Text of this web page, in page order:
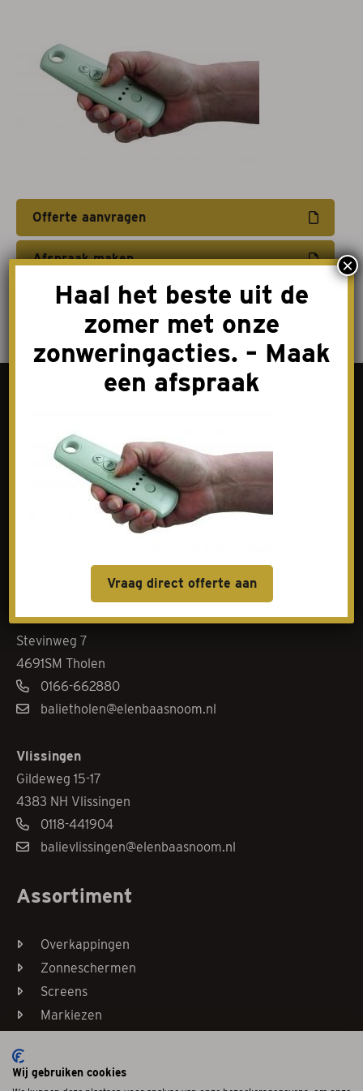
Over ons
Acties
Contact
Offerte aanvragen
Afspraak maken
Contact
Livingstoneweg 46
baliegoes@elenbaasnoom.nl
Tholen
Stevinweg 7
4691SM Tholen
0166-662880
balietholen@elenbaasnoom.nl
Vlissingen
Gildeweg 15-17
4383 NH Vlissingen
0118-441904
balievlissingen@elenbaasnoom.nl
Assortiment
Overkappingen
Zonneschermen
Screens
Markiezen
Haal het beste uit de
zomer met onze
zonweringacties. – Maak
een afspraak
Vraag direct offerte aan
×
Wij gebruiken cookies